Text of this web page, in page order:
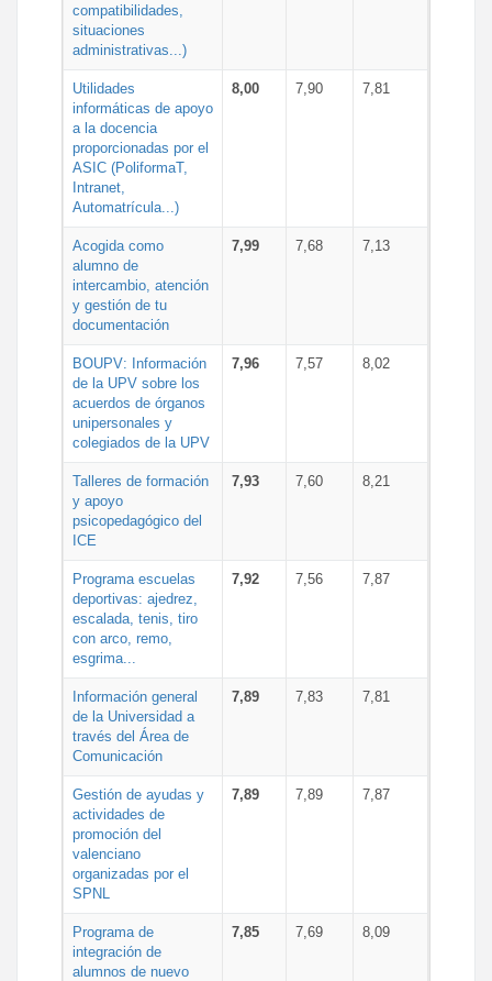
compatibilidades,
situaciones
administrativas...)
Utilidades
informáticas de apoyo
a la docencia
proporcionadas por el
ASIC (PoliformaT,
Intranet,
Automatrícula...)
8,00 7,90 7,81
Acogida como
alumno de
intercambio, atención
y gestión de tu
documentación
7,99 7,68 7,13
BOUPV: Información
de la UPV sobre los
acuerdos de órganos
unipersonales y
colegiados de la UPV
7,96 7,57 8,02
Talleres de formación
y apoyo
psicopedagógico del
ICE
7,93 7,60 8,21
Programa escuelas
deportivas: ajedrez,
escalada, tenis, tiro
con arco, remo,
esgrima...
7,92 7,56 7,87
Información general
de la Universidad a
través del Área de
Comunicación
7,89 7,83 7,81
Gestión de ayudas y
actividades de
promoción del
valenciano
organizadas por el
SPNL
7,89 7,89 7,87
Programa de
integración de
alumnos de nuevo
7,85 7,69 8,09